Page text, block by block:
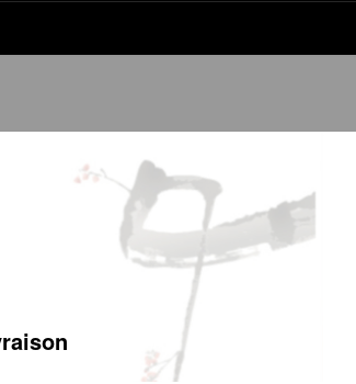
Panier Carte